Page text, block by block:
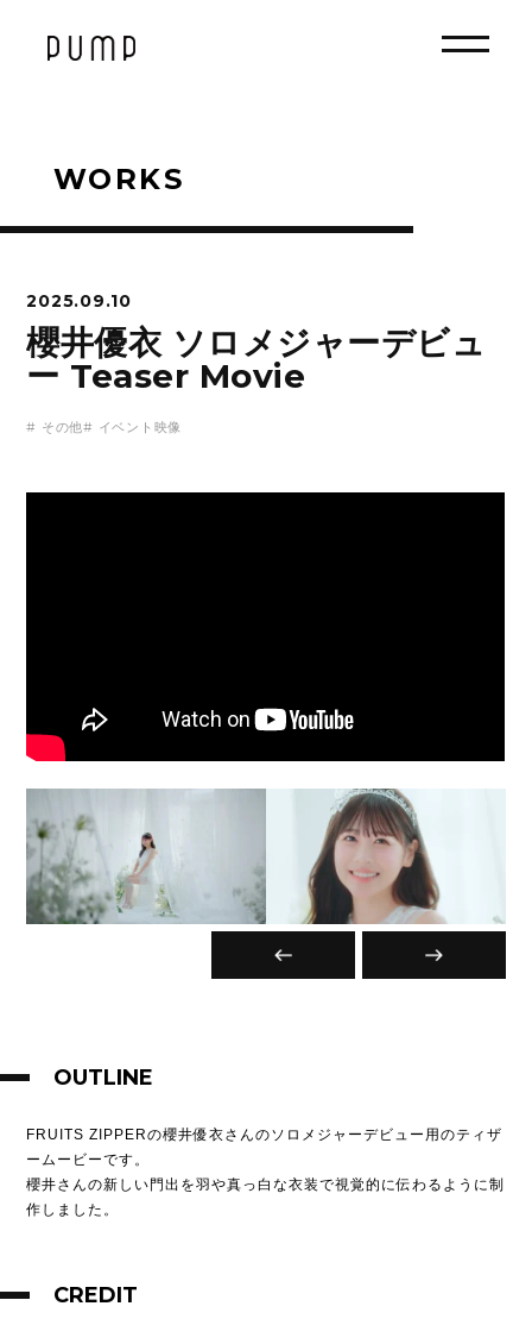
WORKS
2025.09.10
櫻井優衣 ソロメジャーデビュ
ー Teaser Movie
# その他# イベント映像
OUTLINE
FRUITS ZIPPERの櫻井優衣さんのソロメジャーデビュー用のティザ
ームービーです。
櫻井さんの新しい門出を羽や真っ白な衣装で視覚的に伝わるように制
作しました。
CREDIT